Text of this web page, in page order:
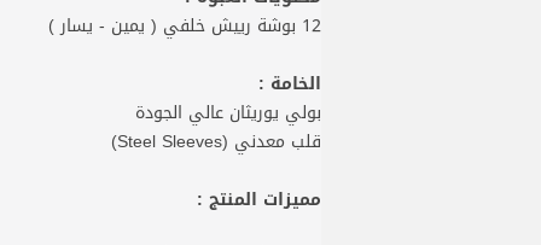
12 بوشة رييش خلفي ( يمين - يسار )
الخامة :
بولي يوريثان عالي الجودة
قلب معدني (Steel Sleeves)
مميزات المنتج :